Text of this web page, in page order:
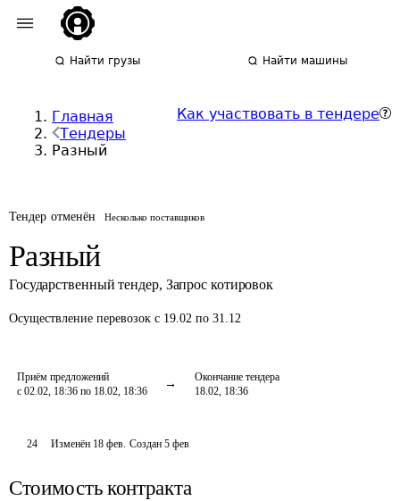
Найти грузы Найти машины
Главная
Тендеры
Разный
Как участвовать в тендере
Тендер отменён Несколько поставщиков
Разный
Государственный тендер, Запрос котировок
Осуществление перевозок с 19.02 по 31.12
Приём предложений
с 02.02, 18:36 по 18.02, 18:36
Окончание тендера
18.02, 18:36
24 Изменён 18 фев. Создан 5 фев
Стоимость контракта